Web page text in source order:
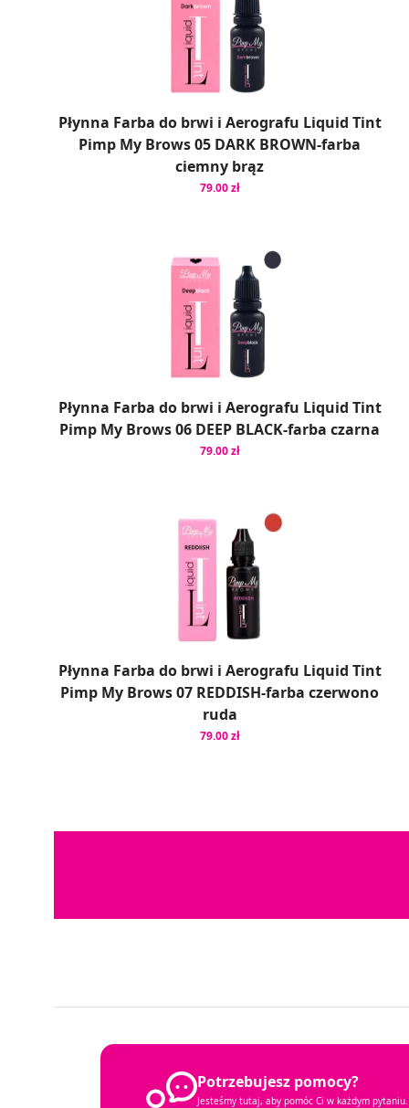
Płynna Farba do brwi i Aerografu Liquid Tint
Pimp My Brows 05 DARK BROWN-farba
ciemny brąz
79.00 zł
Płynna Farba do brwi i Aerografu Liquid Tint
Pimp My Brows 06 DEEP BLACK-farba czarna
79.00 zł
Płynna Farba do brwi i Aerografu Liquid Tint
Pimp My Brows 07 REDDISH-farba czerwono
ruda
79.00 zł
Potrzebujesz pomocy?
Jesteśmy tutaj, aby pomóc Ci w każdym pytaniu.